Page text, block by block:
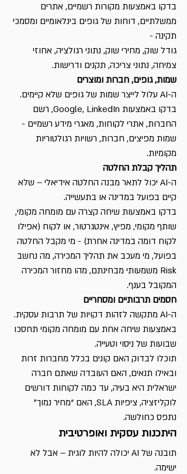
בדקו באמצעות מקורות רשמיים, אתרים
ממשלתיים, דוחות של גופים בינלאומיים ומסמכי
תקינה -
גודל שוק, מחירי שוק, נתוני רגולציה, אחוזי
צמיחה, נתוני צריכה, תקנים ודרישות.
שמות, גופים, חברות ומוצרים
ה-AI עלול לייצר שמות של גופים שלא קיימים.
בדקו באמצעות Google, LinkedIn, רשם
החברות, אתרי לקוחות, מאגרי מידע רשמיים -
שמות מפיצים, חברות, רשויות רגולטוריות
מקומיות.
תהליך קבלת החלטה
ה-AI יכול לתאר מבנה החלטה אידיאלי – שלא
קיים בפועל במדינה או בתעשייה.
בדקו באמצעות שיחה קצרה עם מומחה מקומי,
שותף מקומי, מפיץ, אינטגרטור, או לקוח (אפילו
לקוח דומה במדינה אחרת) - מי מקבל החלטה
בפועל, מי מעכב את תהליך המכירה, מה נחשב
Risk משמעותי מבחינתם, מהו מחזור המכירה
המקובל בענף.
חסמים תרבותיים ומסחריים
ה-AI מתקשה לזהות דקויות של תרבות עסקית.
באמצעות שיחה אחת עם מומחה מקומי תחסכו
שבועות של ניסוי וטעייה.
תוכלו לבדוק האם קונים בכלל מחברות זרות
ובאילו תנאים, האם העובדה שאתם חברה
ישראלית היא בעיה, עד כמה לקוחות דורשים
לוקליזציה, ציפיות SLA, האם “מחיר נמוך”
נתפס כחולשה.
היתכנות עסקית ואופרטיבית
תובנה של AI יכולה להיות לוגית – אבל לא
ישימה.